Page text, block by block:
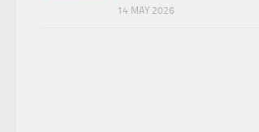
14 MAY 2026